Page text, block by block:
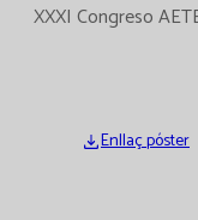
XXXI Congreso
Enllaç póster